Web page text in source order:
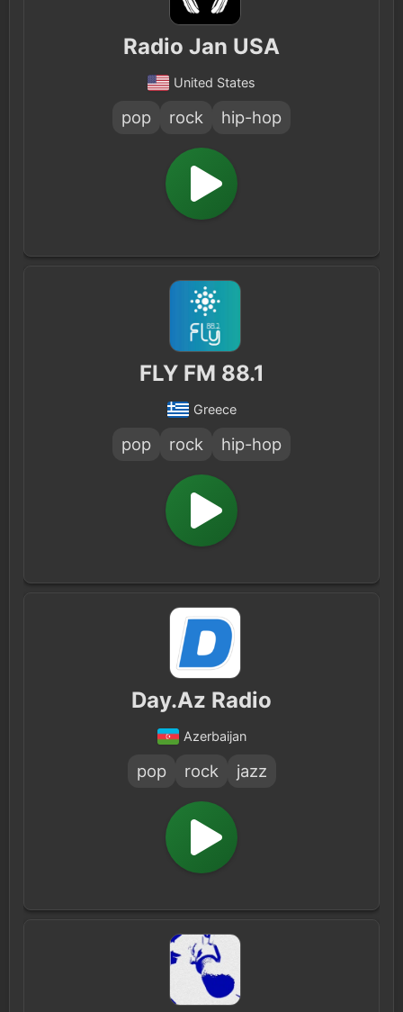
Radio Jan USA
United States
pop rock hip-hop
FLY FM 88.1
Greece
pop rock hip-hop
Day.Az Radio
Azerbaijan
pop rock jazz